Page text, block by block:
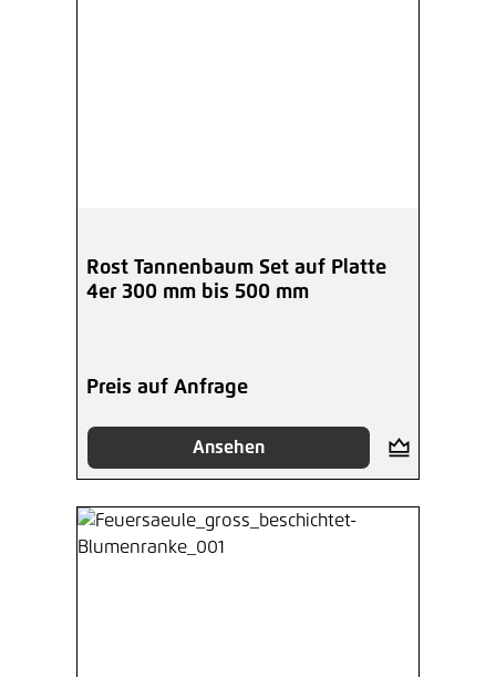
Rost Tannenbaum Set auf Platte
4er 300 mm bis 500 mm
Preis auf Anfrage
Ansehen